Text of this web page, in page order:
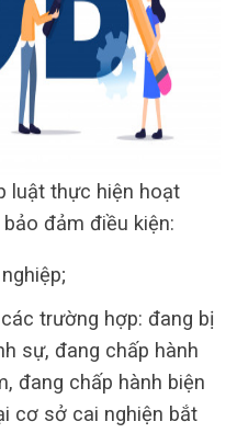
luật thực hiện hoạt
đảm điều kiện:
trường hợp: đang bị
sự, đang chấp hành
đang chấp hành biện
cơ sở cai nghiện bắt